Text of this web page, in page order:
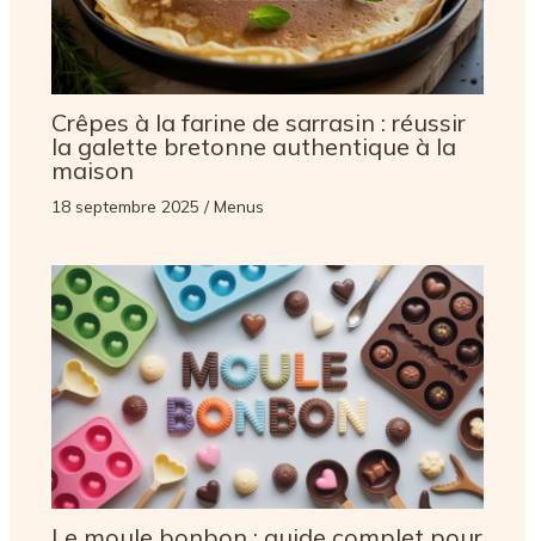
Crêpes à la farine de sarrasin : réussir
la galette bretonne authentique à la
maison
18 septembre 2025 /Menus